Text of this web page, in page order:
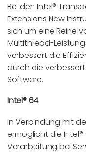
Bei den Intel®
Extensions New
sich um eine Reihe
Multithread-
verbessert die
durch die
Software.
Intel® 64
In Verbindung mit
ermöglicht die
Verarbeitung bei